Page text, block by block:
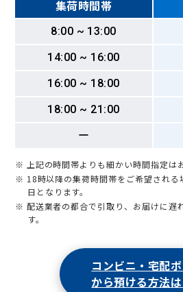
集荷時間帯
8:00 ~ 13:00
14:00 ~ 16:00
16:00 ~ 18:00
18:00 ~ 21:00
ー
※ 上記の時間帯よりも細かい時間指定は
※ 18時以降の集荷時間帯をご希望される
日となります。
※ 配送業者の都合で引取り、お届けに遅
す。
コンビニ・宅配
から預ける方法